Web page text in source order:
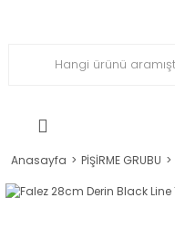
Anasayfa PİŞİRME GRUBU